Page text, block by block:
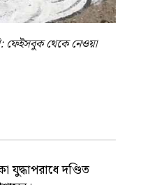
ফেইসবুক থেকে নেওয়া
যুদ্ধাপরাধে দণ্ডিত